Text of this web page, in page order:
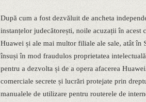
După cum a fost dezvăluit de ancheta
instanțelor judecătorești, noile acuzații în acest
Huawei și ale mai multor filiale ale sale, atât în
însuși în mod fraudulos proprietatea
pentru a dezvolta și de a opera afacerea
comerciale secrete și lucrări protejate prin
manualele de utilizare pentru routerele de